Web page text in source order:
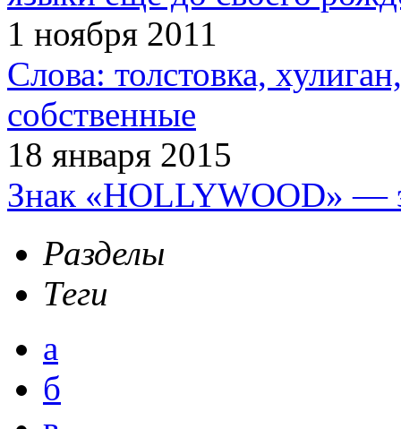
1 ноября 2011
Слова: толстовка,
собственные
18 января 2015
Знак «HOLLYWOOD» —
Разделы
Теги
а
б